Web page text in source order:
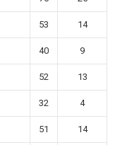
53 14
40 9
52 13
32 4
51 14